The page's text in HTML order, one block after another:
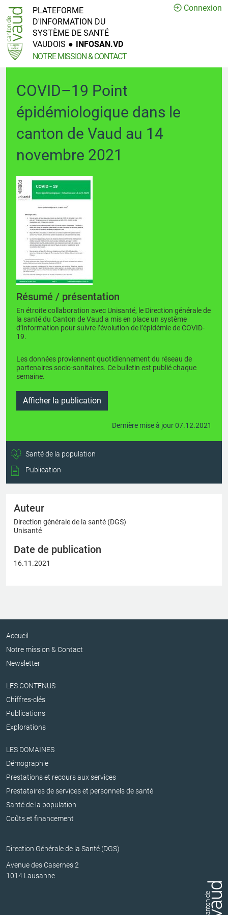
Connexion
PLATEFORME
D'INFORMATION DU
SYSTÈME DE SANTÉ
VAUDOIS ● INFOSAN.VD
NOTRE MISSION & CONTACT
COVID–19 Point
épidémiologique dans le
canton de Vaud au 14
novembre 2021
Résumé / présentation
En étroite collaboration avec Unisanté, le Direction générale de
la santé du Canton de Vaud a mis en place un système
d’information pour suivre l’évolution de l’épidémie de COVID-
19.
Les données proviennent quotidiennement du réseau de
partenaires socio-sanitaires. Ce bulletin est publié chaque
semaine.
Afficher la publication
Dernière mise à jour 07.12.2021
Santé de la population
Publication
Auteur
Direction générale de la santé (DGS)
Unisanté
Date de publication
16.11.2021
Accueil
Notre mission & Contact
Newsletter
LES CONTENUS
Chiffres-clés
Publications
Explorations
LES DOMAINES
Démographie
Prestations et recours aux services
Prestataires de services et personnels de santé
Santé de la population
Coûts et financement
Direction Générale de la Santé (DGS)
Avenue des Casernes 2
1014 Lausanne